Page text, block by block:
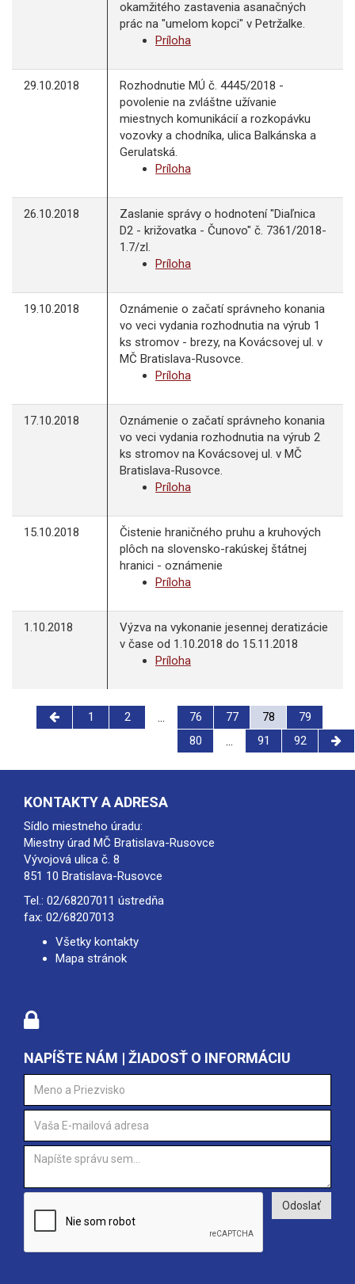
okamžitého zastavenia asanačných
prác na "umelom kopci" v Petržalke.
Príloha
29.10.2018
Rozhodnutie MÚ č. 4445/2018 -
povolenie na zvláštne užívanie
miestnych komunikácií a rozkopávku
vozovky a chodníka, ulica Balkánska a
Gerulatská.
Príloha
26.10.2018
Zaslanie správy o hodnotení "Diaľnica
D2 - križovatka - Čunovo" č. 7361/2018-
1.7/zl.
Príloha
19.10.2018
Oznámenie o začatí správneho konania
vo veci vydania rozhodnutia na výrub 1
ks stromov - brezy, na Kovácsovej ul. v
MČ Bratislava-Rusovce.
Príloha
17.10.2018
Oznámenie o začatí správneho konania
vo veci vydania rozhodnutia na výrub 2
ks stromov na Kovácsovej ul. v MČ
Bratislava-Rusovce.
Príloha
15.10.2018
Čistenie hraničného pruhu a kruhových
plôch na slovensko-rakúskej štátnej
hranici - oznámenie
Príloha
1.10.2018
Výzva na vykonanie jesennej deratizácie
v čase od 1.10.2018 do 15.11.2018
Príloha
1 2 ... 76 77 78
79
80
... 91 92
KONTAKTY A ADRESA
Sídlo miestneho úradu:
Miestny úrad MČ Bratislava-Rusovce
Vývojová ulica č. 8
851 10 Bratislava-Rusovce
Tel.: 02/68207011 ústredňa
fax: 02/68207013
Všetky kontakty
Mapa stránok
NAPÍŠTE NÁM | ŽIADOSŤ O INFORMÁCIU